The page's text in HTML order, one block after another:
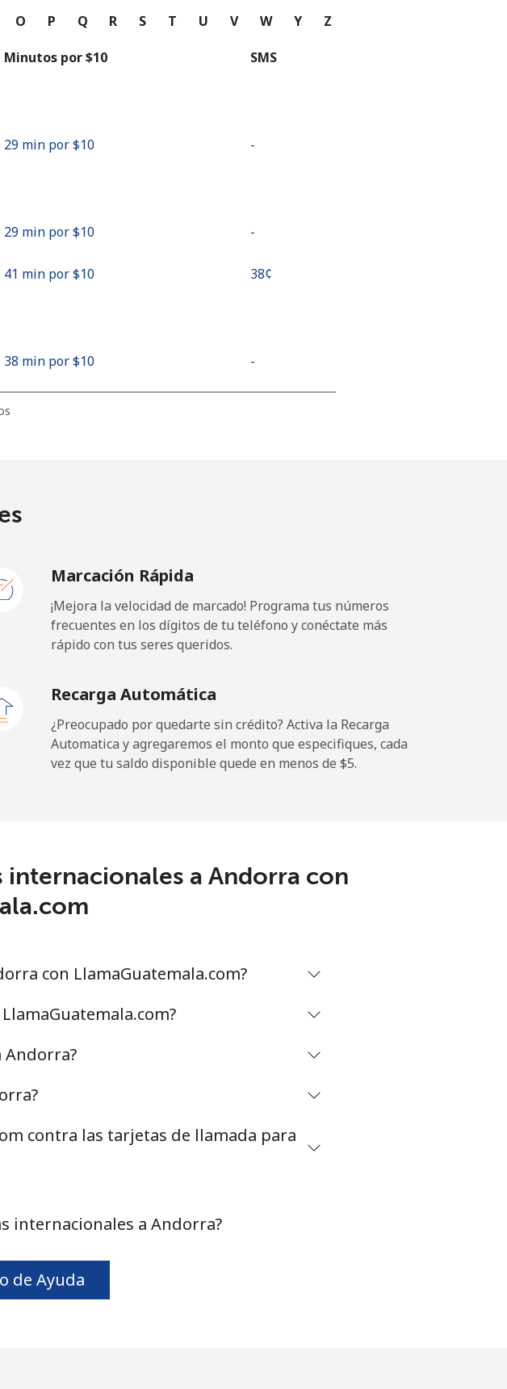
O P Q R S T U V W Y Z
Minutos por ⁦$10⁩ SMS
29 min por ⁦$10⁩ -
29 min por ⁦$10⁩ -
41 min por ⁦$10⁩ ⁦38¢⁩
38 min por ⁦$10⁩ -
51 min por ⁦$10⁩ -
101 min por ⁦$10⁩ -
25 min por ⁦$10⁩ -
17 min por ⁦$10⁩
29 min por ⁦$10⁩
28 min por ⁦$10⁩
29 min por ⁦$10⁩ -
588 min por ⁦$10⁩
Marcación Rápida
¡Mejora la velocidad de marcado! Programa tus números
frecuentes en los dígitos de tu teléfono y conéctate más
rápido con tus seres queridos.
Recarga Automática
¿Preocupado por quedarte sin crédito? Activa la Recarga
Automatica y agregaremos el monto que especifiques, cada
vez que tu saldo disponible quede en menos de ⁦$5⁩.
internacionales a Andorra con
con LlamaGuatemala.com?
Andorra?
contra las tarjetas de llamada para
internacionales a Andorra?
de Ayuda